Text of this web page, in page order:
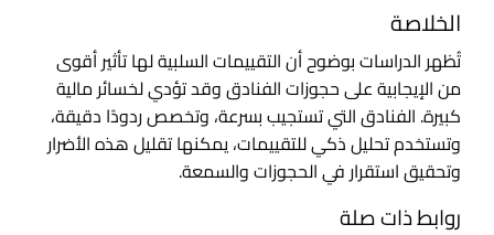
الخلاصة
تُظهر الدراسات بوضوح أن التقييمات السلبية لها تأثير أقوى
من الإيجابية على حجوزات الفنادق وقد تؤدي لخسائر مالية
كبيرة. الفنادق التي تستجيب بسرعة، وتخصص ردودًا دقيقة،
وتستخدم تحليل ذكي للتقييمات، يمكنها تقليل هذه الأضرار
وتحقيق استقرار في الحجوزات والسمعة.
روابط ذات صلة